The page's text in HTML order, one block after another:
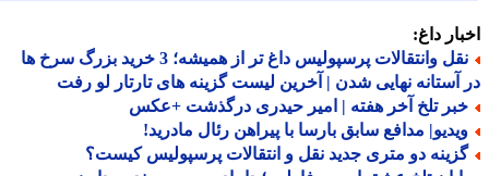
داغ:
نقل وانتقالات پرسپولیس داغ تر از همیشه؛ 3 خرید بزرگ سرخ ها
آستانه نهایی شدن | آخرین لیست گزینه های تارتار لو رفت
تلخ آخر هفته | امیر حیدری درگذشت +عکس
مدافع سابق بارسا با پیراهن رئال مادرید!
دو متری جدید نقل و انتقالات پرسپولیس کیست؟